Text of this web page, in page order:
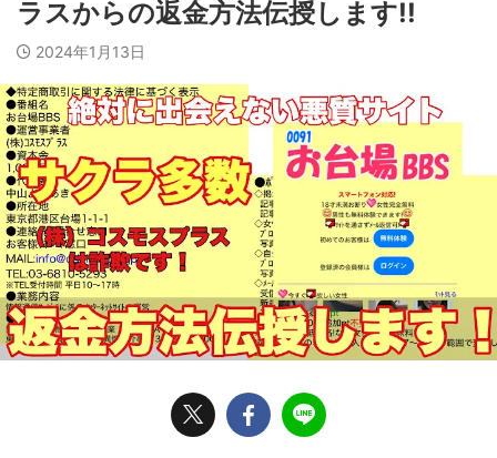
ラスからの返金方法伝授します!!
2024年1月13日